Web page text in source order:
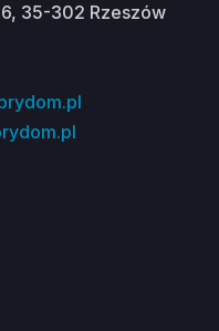
6, 35-302 Rzeszów